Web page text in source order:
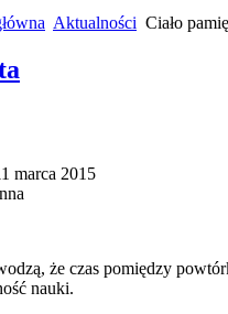
Aktualności Ciało
marca 2015
że czas pomiędzy
nauki.